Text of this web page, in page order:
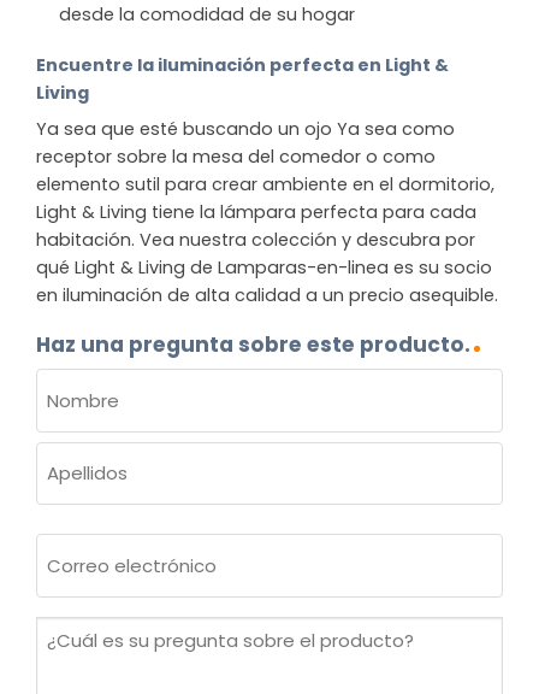
desde la comodidad de su hogar
Encuentre la iluminación perfecta en Light &
Living
Ya sea que esté buscando un ojo Ya sea como
receptor sobre la mesa del comedor o como
elemento sutil para crear ambiente en el dormitorio,
Light & Living tiene la lámpara perfecta para cada
habitación. Vea nuestra colección y descubra por
qué Light & Living de Lamparas-en-linea es su socio
en iluminación de alta calidad a un precio asequible.
Haz una pregunta sobre este producto.
(OBLIGATORIO)
Nombre
electrónico
¿Cuál